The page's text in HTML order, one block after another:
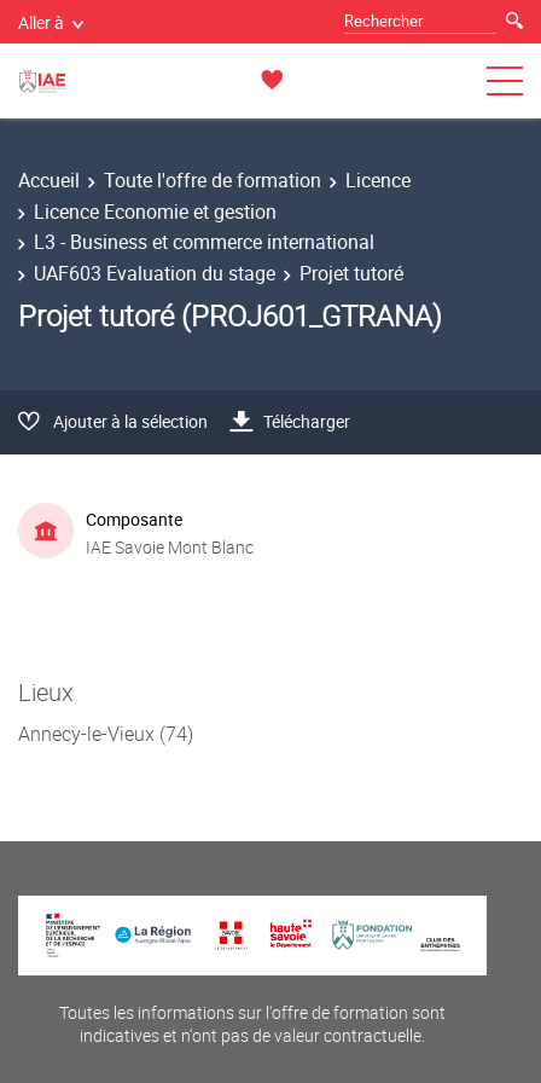
Aller à
Accueil Toute l'offre de formation
Licence
Licence Economie et gestion
L3 - Business et commerce international
UAF603 Evaluation du stage
Projet tutoré
Projet tutoré (PROJ601_GTRANA)
Ajouter à la sélection Télécharger
Composante
IAE Savoie Mont Blanc
Lieux
Annecy-le-Vieux (74)
Toutes les informations sur l'offre de formation sont
indicatives et n'ont pas de valeur contractuelle.